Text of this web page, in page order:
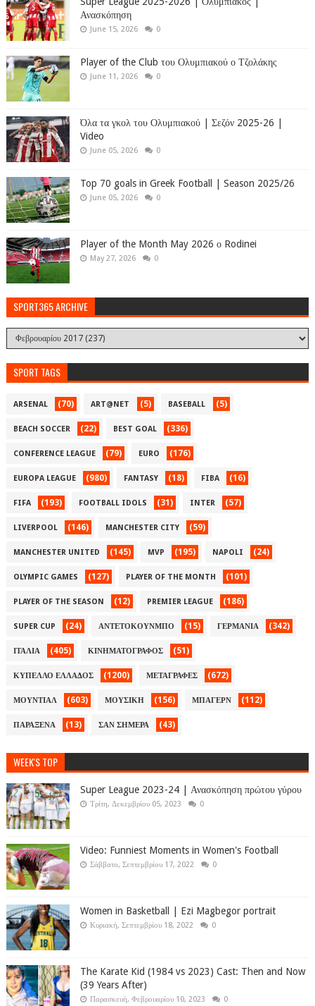
Ανασκόπηση
June 15, 2026 0
Player of the Club του Ολυμπιακού ο Τζολάκης
June 11, 2026 0
Όλα τα γκολ του Ολυμπιακού | Σεζόν 2025-26 |
Video
June 05, 2026 0
Top 70 goals in Greek Football | Season 2025/26
June 05, 2026 0
Player of the Month May 2026 ο Rodinei
May 27, 2026 0
SPORT365 ARCHIVE
SPORT TAGS
ARSENAL (70) ART@NET (5) BASEBALL (5)
BEACH SOCCER (22) BEST GOAL (336)
CONFERENCE LEAGUE (79) EURO (176)
EUROPA LEAGUE (980) FANTASY (18) FIBA (16)
FIFA (193) FOOTBALL IDOLS (31) INTER (57)
LIVERPOOL (146) MANCHESTER CITY (59)
MANCHESTER UNITED (145) MVP (195) NAPOLI (24)
OLYMPIC GAMES (127) PLAYER OF THE MONTH (101)
PLAYER OF THE SEASON (12) PREMIER LEAGUE (186)
SUPER CUP (24) ΑΝΤΕΤΟΚΟΥΝΜΠΟ (15) ΓΕΡΜΑΝΙΑ (342)
ΙΤΑΛΙΑ (405) ΚΙΝΗΜΑΤΟΓΡΑΦΟΣ (51)
ΚΥΠΕΛΛΟ ΕΛΛΑΔΟΣ (1200) ΜΕΤΑΓΡΑΦΕΣ (672)
ΜΟΥΝΤΙΑΛ (603) ΜΟΥΣΙΚΗ (156) ΜΠΑΓΕΡΝ (112)
ΠΑΡΑΞΕΝΑ (13) ΣΑΝ ΣΗΜΕΡΑ (43)
WEEK'S TOP
Super League 2023-24 | Ανασκόπηση πρώτου γύρου
Τρίτη, Δεκεμβρίου 05, 2023 0
Video: Funniest Moments in Women's Football
Σάββατο, Σεπτεμβρίου 17, 2022 0
Women in Basketball | Ezi Magbegor portrait
Κυριακή, Σεπτεμβρίου 18, 2022 0
The Karate Kid (1984 vs 2023) Cast: Then and Now
(39 Years After)
Παρασκευή, Φεβρουαρίου 10, 2023 0